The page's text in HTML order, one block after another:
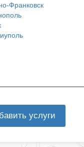
Франковск
услуги